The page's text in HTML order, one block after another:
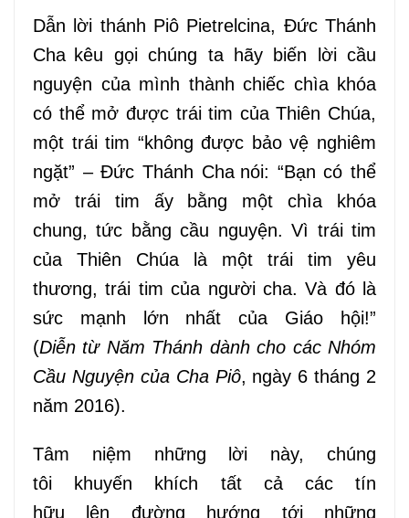
Dẫn lời thánh Piô Pietrelcina, Đức Thánh
Cha kêu gọi chúng ta hãy biến lời cầu
nguyện của mình thành chiếc chìa khóa
có thể mở được trái tim của Thiên Chúa,
một trái tim “không được bảo vệ nghiêm
ngặt” – Đức Thánh Cha nói: “Bạn có thể
mở trái tim ấy
bằng một chìa khóa
chung,tức bằngcầu nguyện. Vì trái tim
của Thiên Chúa
là một trái tim yêu
thương, trái tim của người cha. Và đó là
sức mạnh lớn nhất của Giáo hội!”
(Diễn từ Năm Thánh dành cho các Nhóm
Cầu Nguyện của Cha Piô, ngày 6 tháng 2
năm 2016).
Tâm niệm những lời này, chúng
tôi khuyến khích tất cả các tín
hữu
lên đường hướng tới những